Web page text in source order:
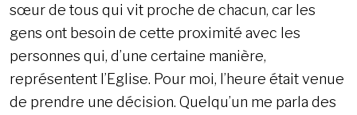
sœur de tous qui vit proche de chacun, car les
gens ont besoin de cette proximité avec les
personnes qui, d’une certaine manière,
représentent l’Eglise. Pour moi, l’heure était venue
de prendre une décision. Quelqu’un me parla des